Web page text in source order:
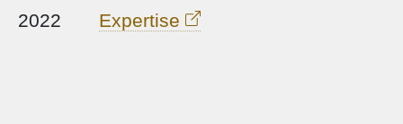
2022 Expertise